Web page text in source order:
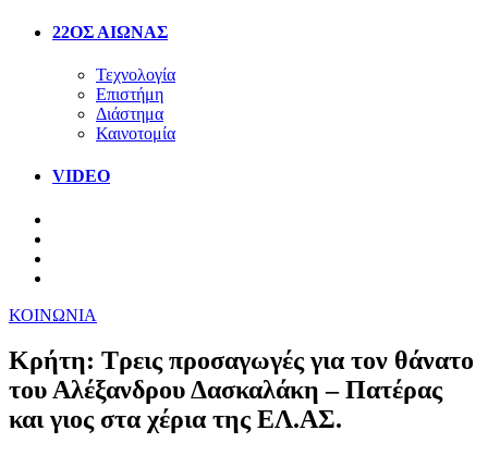
22ΟΣ ΑΙΩΝΑΣ
Τεχνολογία
Επιστήμη
Διάστημα
Καινοτομία
VIDEO
ΚΟΙΝΩΝΙΑ
Κρήτη: Τρεις προσαγωγές για τον θάνατο
του Αλέξανδρου Δασκαλάκη – Πατέρας
και γιος στα χέρια της ΕΛ.ΑΣ.